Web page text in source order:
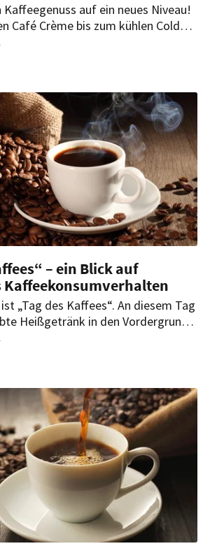
Kaffeegenuss auf ein neues Niveau!
Café Crème bis zum kühlen Cold
Vollautomaten von JURA
– ein Blick auf
Kaffeekonsumverhalten
„Tag des Kaffees“. An diesem Tag
Heißgetränk in den Vordergrund.
ist es eigentlich in Österreich?